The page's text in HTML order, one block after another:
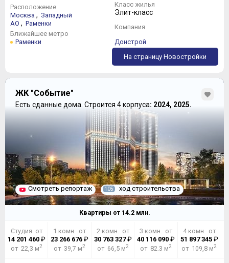
Расположение
Москва , Западный
АО , Раменки
Ближайшее метро
Раменки
Класс жилья
Элит-класс
Компания
Донстрой
На страницу Новостройки
ЖК "Событие"
Есть сданные дома. Строится 4 корпуса: 2024, 2025.
Смотреть репортаж 105 ход строительства
Квартиры от 14.2млн.
Студия от
14 201 460₽
от 22,3 м2
1 комн. от
23 266 676 ₽
от 39,7 м2
2 комн. от
30 763 327₽
от 66,5 м2
3 комн. от
40 116 090 ₽
от 82.3 м2
4 комн. от
51 897 345₽
от 109,8 м2